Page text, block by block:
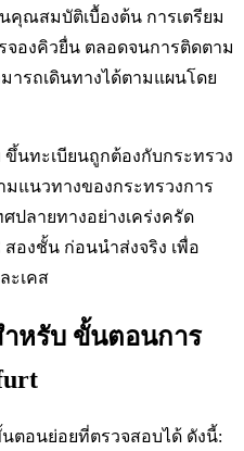
คุณสมบัติเบื้องต้น การเตรียม
จองคิวยื่น ตลอดจนการติดตาม
ารถเดินทางได้ตามแผนโดย
นทะเบียนถูกต้องกับกระทรวง
แนวทางของกระทรวงการ
ปลายทางอย่างเคร่งครัด
องชั้น ก่อนนำส่งจริง เพื่อ
ะเคส
ำหรับ ขั้นตอนการ
นตอนย่อยที่ตรวจสอบได้ ดังนี้: